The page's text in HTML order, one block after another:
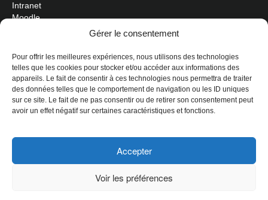
Gérer le consentement
Pour offrir les meilleures expériences, nous utilisons des technologies
telles que les cookies pour stocker et/ou accéder aux informations des
appareils. Le fait de consentir à ces technologies nous permettra de traiter
des données telles que le comportement de navigation ou les ID uniques
sur ce site. Le fait de ne pas consentir ou de retirer son consentement peut
avoir un effet négatif sur certaines caractéristiques et fonctions.
Accepter
Voir les préférences
Intranet
Moodle
OÙ NOUS TROUVER
Campus principal
3800, rue Sherbrooke Est
Montréal (Québec) H1X 2A2
Consultez lesheures d'ouverture
© 2026 Collège de Maisonneuve. Tous droits réservés.